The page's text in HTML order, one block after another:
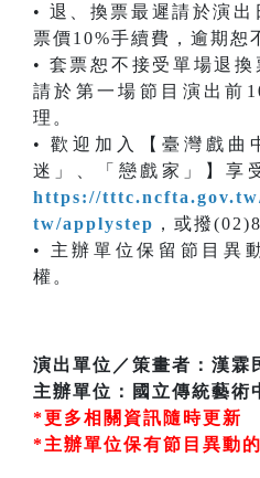
• 退、換票最遲請於演
票價10%手續費，逾期恕
• 套票恕不接受單場退
請於第一場節目演出前
理。
• 歡迎加入【臺灣戲曲
迷」、「戀戲家」】享
https://
tw/applystep ，或撥
• 主辦單位保留節目異
權。
演出單位／策畫者：漢霖
主辦單位：國立傳統藝術
*更多相關資訊隨時更新
*主辦單位保有節目異動